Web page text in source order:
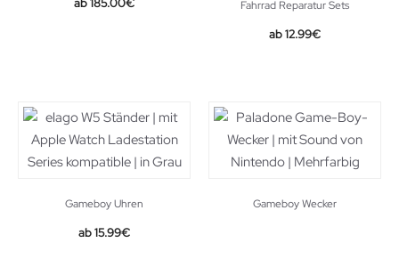
185.00€ Fahrrad Reparatur Sets
12.99€
Gameboy Uhren
15.99€
Gameboy Wecker